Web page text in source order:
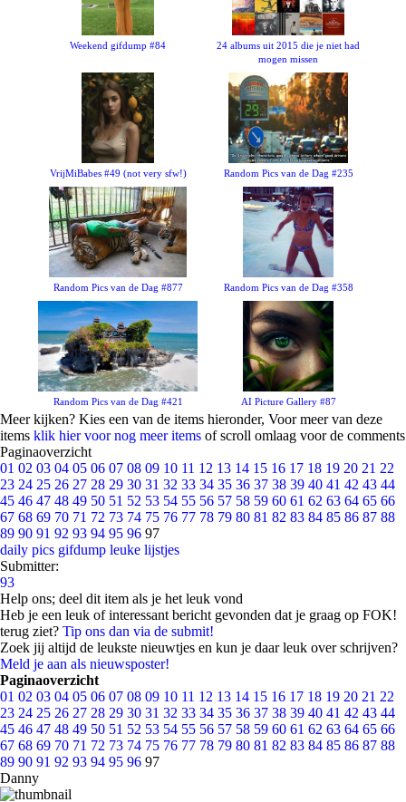
Weekend gifdump #84
24 albums uit 2015 die je niet had
mogen missen
VrijMiBabes #49 (not very sfw!) Random Pics van de Dag #235
Random Pics van de Dag #877 Random Pics van de Dag #358
Random Pics van de Dag #421 AI Picture Gallery #87
Meer kijken? Kies een van de items hieronder, Voor meer van deze
items klik hier voor nog meer items of scroll omlaag voor de comments
Paginaoverzicht
01 02 03 04 05 06 07 08 09 10 11 12 13 14 15 16 17 18 19 20 21 22
23 24 25 26 27 28 29 30 31 32 33 34 35 36 37 38 39 40 41 42 43 44
45 46 47 48 49 50 51 52 53 54 55 56 57 58 59 60 61 62 63 64 65 66
67 68 69 70 71 72 73 74 75 76 77 78 79 80 81 82 83 84 85 86 87 88
89 90 91 92 93 94 95 96 97
daily pics gifdump leuke lijstjes
Submitter:
93
Help ons; deel dit item als je het leuk vond
Heb je een leuk of interessant bericht gevonden dat je graag op FOK!
terug ziet? Tip ons dan via de submit!
Zoek jij altijd de leukste nieuwtjes en kun je daar leuk over schrijven?
Meld je aan als nieuwsposter!
Paginaoverzicht
01 02 03 04 05 06 07 08 09 10 11 12 13 14 15 16 17 18 19 20 21 22
23 24 25 26 27 28 29 30 31 32 33 34 35 36 37 38 39 40 41 42 43 44
45 46 47 48 49 50 51 52 53 54 55 56 57 58 59 60 61 62 63 64 65 66
67 68 69 70 71 72 73 74 75 76 77 78 79 80 81 82 83 84 85 86 87 88
89 90 91 92 93 94 95 96 97
Danny